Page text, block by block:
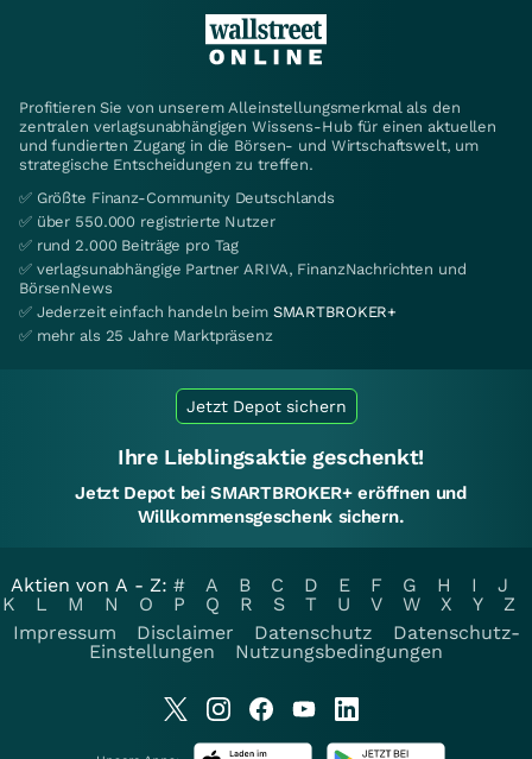
Profitieren Sie von unserem Alleinstellungsmerkmal als den
zentralen verlagsunabhängigen Wissens-Hub für einen aktuellen
und fundierten Zugang in die Börsen- und Wirtschaftswelt, um
strategische Entscheidungen zu treffen.
✅ Größte Finanz-Community Deutschlands
✅ über 550.000 registrierte Nutzer
✅ rund 2.000 Beiträge pro Tag
✅ verlagsunabhängige Partner ARIVA, FinanzNachrichten und
BörsenNews
✅ Jederzeit einfach handeln beim SMARTBROKER+
✅ mehr als 25 Jahre Marktpräsenz
Jetzt Depot sichern
Ihre Lieblingsaktie geschenkt!
Jetzt Depot bei SMARTBROKER+ eröffnen und
Willkommensgeschenk sichern.
Aktien von A - Z: # A B C D E F G H I
J
K
L M N O P Q R S T U V W X Y
Z
Impressum
Disclaimer Datenschutz
Datenschutz-
Einstellungen
Nutzungsbedingungen